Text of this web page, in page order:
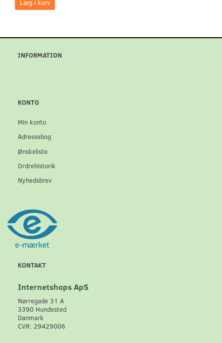
Læg i kurv
INFORMATION
KONTO
Min konto
Adressebog
Ønskeliste
Ordrehistorik
Nyhedsbrev
KONTAKT
Internetshops ApS
Nørregade 31 A
3390 Hundested
Danmark
CVR: 29429006